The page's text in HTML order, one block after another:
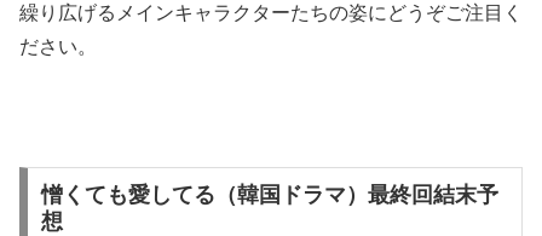
繰り広げるメインキャラクターたちの姿にどうぞご注目く
ださい。
憎くても愛してる（韓国ドラマ）最終回結末予
想